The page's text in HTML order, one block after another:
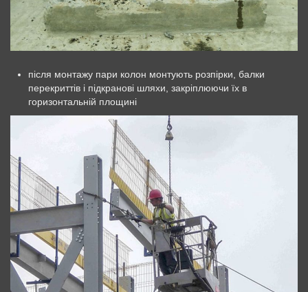
після монтажу пари колон монтують розпірки, балки
перекриттів і підкранові шляхи, закріплюючи їх в
горизонтальній площині